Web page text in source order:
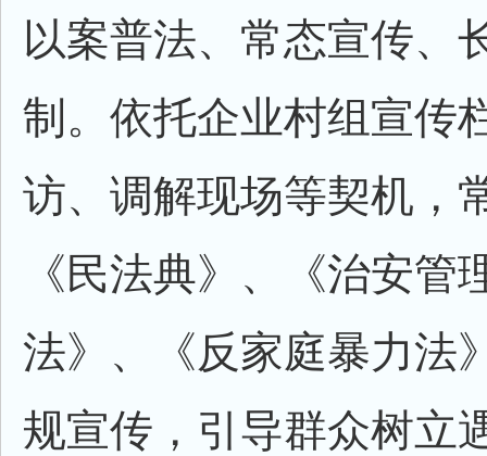
以案普法、常态宣传、
制。依托企业村组宣传
访、调解现场等契机，
《民法典》、《治安管
法》、《反家庭暴力法
规宣传，引导群众树立